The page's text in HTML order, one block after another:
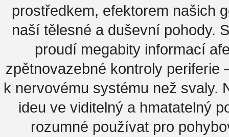
prostředkem, efektorem našich
naší tělesné a duševní pohody.
proudí megabity informací
zpětnovazebné kontroly periferie
k nervovému systému než svaly.
ideu ve viditelný a hmatatelný
rozumné používat pro